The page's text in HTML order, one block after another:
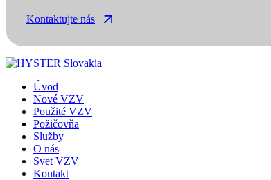
Kontaktujte nás
Úvod
Nové VZV
Použité VZV
Požičovňa
Služby
O nás
Svet VZV
Kontakt